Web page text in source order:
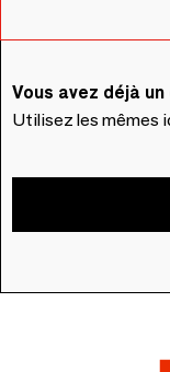
Vous avez déjà
Utilisez les mêmes